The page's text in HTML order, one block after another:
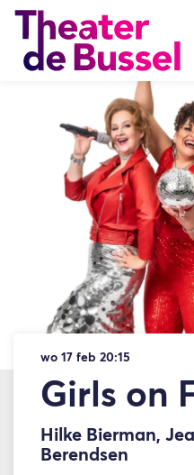
Girls on
Hilke Bierman,
Berendsen
wo 17 feb 20:15